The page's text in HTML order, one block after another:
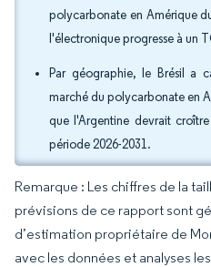
polycarbonate en Amérique
l'électronique progresse à un
Par géographie, le Brésil a
marché du polycarbonate en
que l'Argentine devrait
période 2026-2031.
Remarque : Les chiffres de la
prévisions de ce rapport sont
d’estimation propriétaire de
avec les données et analyses